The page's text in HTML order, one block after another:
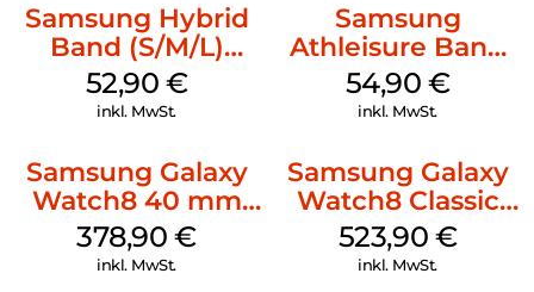
Samsung Hybrid
Band (S/M/L)
Galaxy
Watch8/Watch8
52,90 €
inkl. MwSt.
Samsung
Athleisure Band
(S/M) Galaxy
Watch8/Watch8
54,90 €
inkl. MwSt.
Samsung Galaxy
Watch8 40 mm
Graphite
378,90€
inkl. MwSt.
Samsung Galaxy
Watch8 Classic
White
523,90 €
inkl. MwSt.